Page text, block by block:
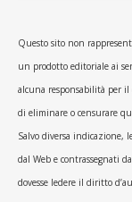
Questo sito non
un prodotto editoriale ai
alcuna responsabilità per
di eliminare o censurare
Salvo diversa
dal Web e contrassegnati
dovesse ledere il diritto